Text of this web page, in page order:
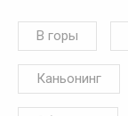
В горы
Каньонинг